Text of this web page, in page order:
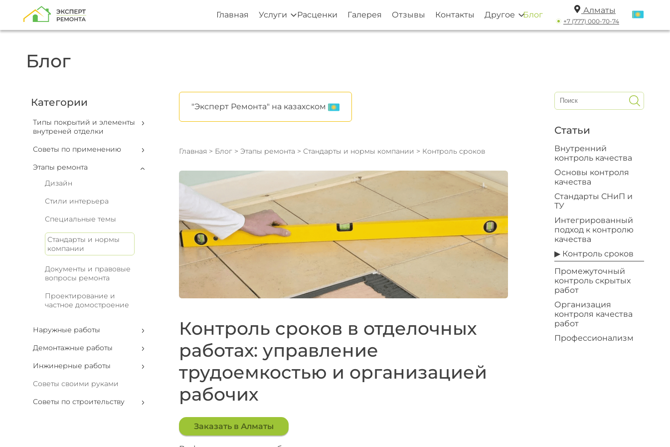
Главная Услуги Расценки Галерея Отзывы Контакты Другое Блог Алматы
+7 (777) 000-70-74
Блог
Категории
Типы покрытий и элементы
внутреней отделки
Советы по применению
Этапы ремонта
Дизайн
Стили интерьера
Специальные темы
Стандарты и нормы
компании
Документы и правовые
вопросы ремонта
Проектирование и
частное домостроение
Наружные работы
Демонтажные работы
Инжинерные работы
Советы своими руками
Советы по строительству
"Эксперт Ремонта" на казахском
Главная > Блог> Этапы ремонта > Стандарты и нормы компании > Контроль сроков
Контроль сроков в отделочных
работах: управление
трудоемкостью и организацией
рабочих
Заказать в Алматы
Статьи
Внутренний
контроль качества
Основы контроля
качества
Стандарты СНиП и
ТУ
Интегрированный
подход к контролю
качества
▶ Контроль сроков
Промежуточный
контроль скрытых
работ
Организация
контроля качества
работ
Профессионализм